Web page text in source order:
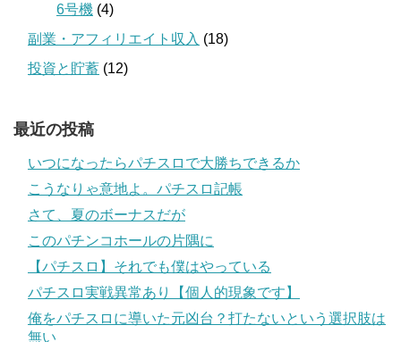
6号機 (4)
副業・アフィリエイト収入 (18)
投資と貯蓄 (12)
最近の投稿
いつになったらパチスロで大勝ちできるか
こうなりゃ意地よ。パチスロ記帳
さて、夏のボーナスだが
このパチンコホールの片隅に
【パチスロ】それでも僕はやっている
パチスロ実戦異常あり【個人的現象です】
俺をパチスロに導いた元凶台？打たないという選択肢は
無い